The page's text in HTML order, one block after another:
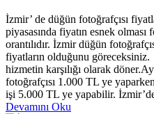
İzmir’ de düğün fotoğrafçısı
piyasasında fiyatın esnek olması
orantılıdır. İzmir düğün
fiyatların olduğunu
hizmetin karşılığı olarak
fotoğrafçısı 1.000 TL ye
işi 5.000 TL ye yapabilir.
Devamını Oku